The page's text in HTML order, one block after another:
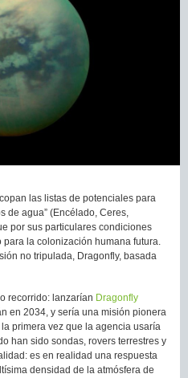
las listas de potenciales para
de agua” (Encélado, Ceres,
por sus particulares condiciones
la colonización humana futura.
no tripulada, Dragonfly, basada
recorrido: lanzarían Dragonfly
en 2034, y sería una misión pionera
primera vez que la agencia usaría
han sido sondas, rovers terrestres y
es en realidad una respuesta
densidad de la atmósfera de